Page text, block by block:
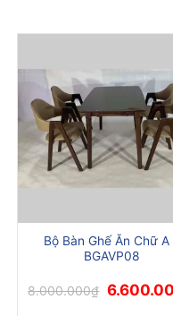
Bộ Bàn Ghế Ăn Chữ A
BGAVP08
8.000.000₫ Giá
gốc